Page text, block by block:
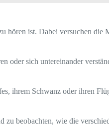
hören ist. Dabei versuchen die
sich untereinander
ihrem Schwanz oder ihren
beobachten, wie die